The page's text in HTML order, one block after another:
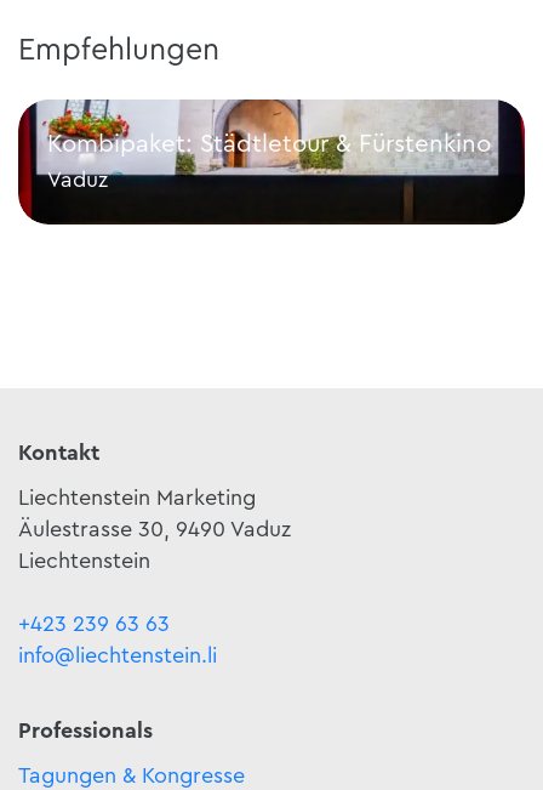
Empfehlungen
Kombipaket: Städtletour & Fürstenkino
Vaduz
Kontakt
Liechtenstein Marketing
Äulestrasse 30, 9490 Vaduz
Liechtenstein
+423 239 63 63
info@liechtenstein.li
Professionals
Tagungen & Kongresse